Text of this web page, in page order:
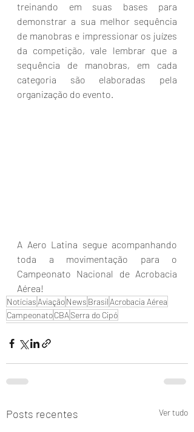
treinando em suas bases para
demonstrar a sua melhor sequência
de manobras e impressionar os juízes
da competição, vale lembrar que a
sequência de manobras, em cada
categoria são elaboradas pela
organização do evento.
A Aero Latina segue acompanhando
toda a movimentação para o
Campeonato Nacional de Acrobacia
Aérea!
Notícias AviaçãoNews Brasil Acrobacia Aérea
CampeonatoCBA Serra do Cipó
Posts recentes Ver tudo